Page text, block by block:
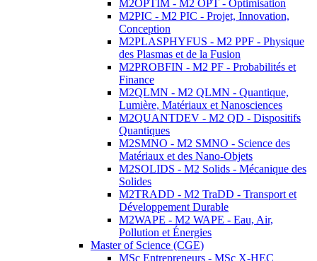
M2OPTIM - M2 OPT - Optimisation
M2PIC - M2 PIC - Projet, Innovation,
Conception
M2PLASPHYFUS - M2 PPF - Physique
des Plasmas et de la Fusion
M2PROBFIN - M2 PF - Probabilités et
Finance
M2QLMN - M2 QLMN - Quantique,
Lumière, Matériaux et Nanosciences
M2QUANTDEV - M2 QD - Dispositifs
Quantiques
M2SMNO - M2 SMNO - Science des
Matériaux et des Nano-Objets
M2SOLIDS - M2 Solids - Mécanique des
Solides
M2TRADD - M2 TraDD - Transport et
Développement Durable
M2WAPE - M2 WAPE - Eau, Air,
Pollution et Énergies
Master of Science (CGE)
MSc Entrepreneurs - MSc X-HEC